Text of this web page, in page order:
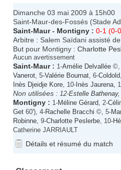
Dimanche 03 mai 2009 à 15h00
Saint-Maur-des-Fossés (Stade
Saint-Maur- Montigny : 0-1 (0-
Arbitre : Salem Saïdani assisté
But pour Montigny : Charlotte
Aucun avertissement
Saint-Maur: 1-Amélie Delvallée ©,
Vanerot , 5-Valérie Bournat , 6-Coldold
Inès Djeidje Kore , 10- Inès Jaurena ,
Non utilisées : 12-Estelle Bathenay,
Montigny : 1-Méline Gérard , 2-
Get 60'), 4-Rachelle Bracchi ©, 5-
Robinne , 9-Charlotte Peslerbe , 10-
Catherine JARRIAULT
Détails et résumé du match